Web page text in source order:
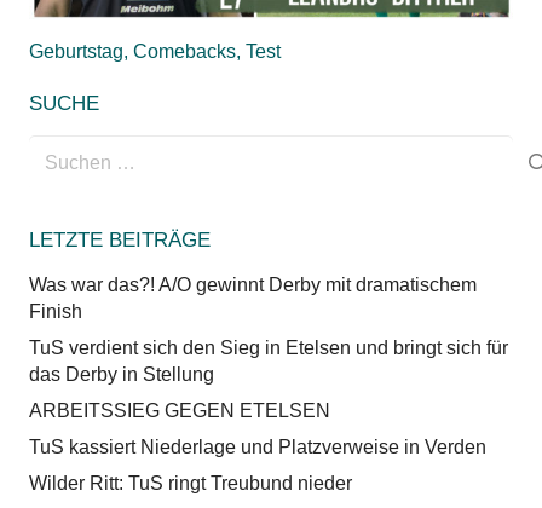
Geburtstag, Comebacks, Test
SUCHE
Suchen
LETZTE BEITRÄGE
Was war das?! A/O gewinnt Derby mit dramatischem
Finish
TuS verdient sich den Sieg in Etelsen und bringt sich für
das Derby in Stellung
ARBEITSSIEG GEGEN ETELSEN
TuS kassiert Niederlage und Platzverweise in Verden
Wilder Ritt: TuS ringt Treubund nieder